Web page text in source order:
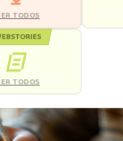
TODOS
TODOS